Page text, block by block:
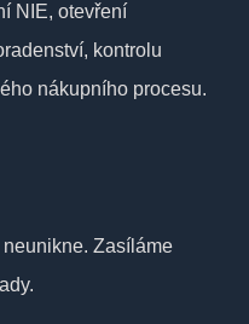
NIE, otevření
kontrolu
nákupního procesu.
Zasíláme